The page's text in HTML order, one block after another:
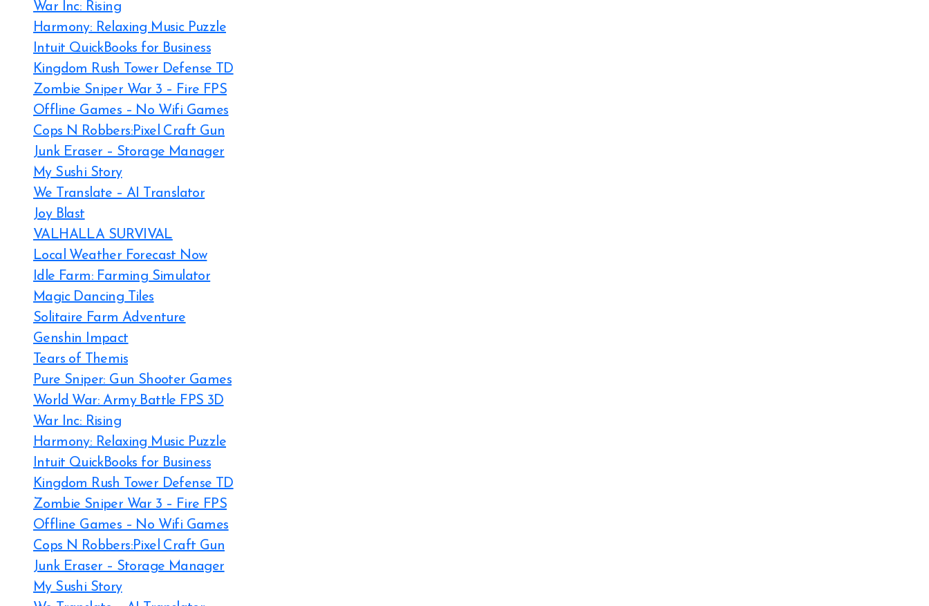
War Inc: Rising
Harmony: Relaxing Music Puzzle
Intuit QuickBooks for Business
Kingdom Rush Tower Defense TD
Zombie Sniper War 3 – Fire FPS
Offline Games – No Wifi Games
Cops N Robbers:Pixel Craft Gun
Junk Eraser – Storage Manager
My Sushi Story
We Translate – AI Translator
Joy Blast
VALHALLA SURVIVAL
Local Weather Forecast Now
Idle Farm: Farming Simulator
Magic Dancing Tiles
Solitaire Farm Adventure
Genshin Impact
Tears of Themis
Pure Sniper: Gun Shooter Games
World War: Army Battle FPS 3D
War Inc: Rising
Harmony: Relaxing Music Puzzle
Intuit QuickBooks for Business
Kingdom Rush Tower Defense TD
Zombie Sniper War 3 – Fire FPS
Offline Games – No Wifi Games
Cops N Robbers:Pixel Craft Gun
Junk Eraser – Storage Manager
My Sushi Story